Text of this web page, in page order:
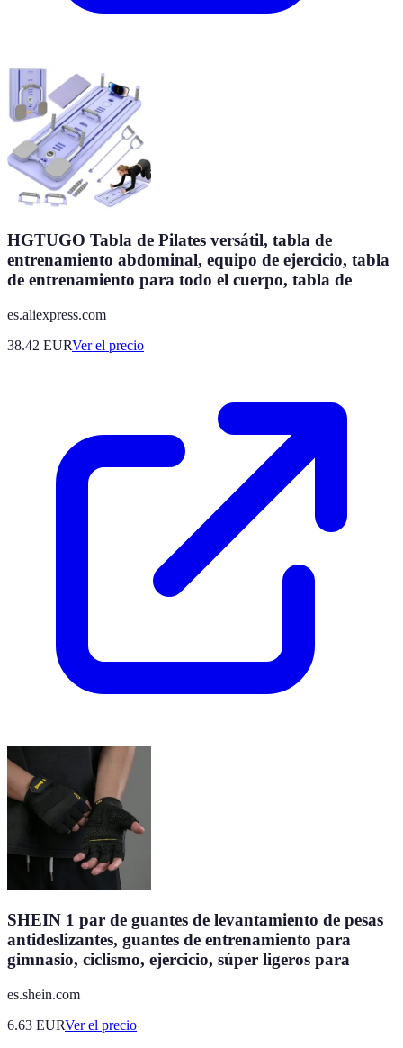
HGTUGO Tabla de Pilates versátil, tabla de
entrenamiento abdominal, equipo de ejercicio, tabla
de entrenamiento para todo el cuerpo, tabla de
es.aliexpress.com
38.42 EURVer el precio
SHEIN 1 par de guantes de levantamiento de pesas
antideslizantes, guantes de entrenamiento para
gimnasio, ciclismo, ejercicio, súper ligeros para
es.shein.com
6.63 EURVer el precio